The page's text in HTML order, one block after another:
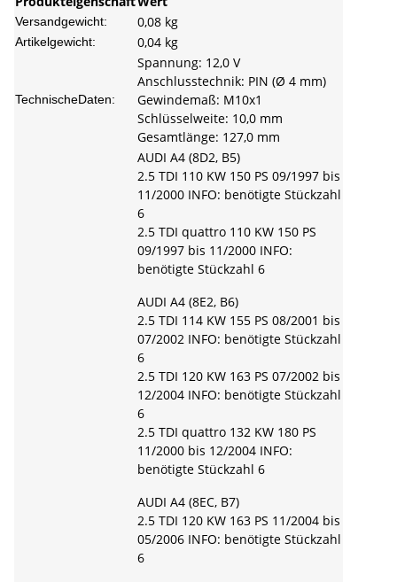
Versandgewicht: 0,08 kg
Artikelgewicht: 0,04 kg
TechnischeDaten:
Spannung: 12,0 V
Anschlusstechnik: PIN (Ø 4 mm)
Gewindemaß: M10x1
Schlüsselweite: 10,0 mm
Gesamtlänge: 127,0 mm
AUDI A4 (8D2, B5)
2.5 TDI 110 KW 150 PS 09/1997 bis
11/2000 INFO: benötigte Stückzahl
6
2.5 TDI quattro 110 KW 150 PS
09/1997 bis 11/2000 INFO:
benötigte Stückzahl 6
AUDI A4 (8E2, B6)
2.5 TDI 114 KW 155 PS 08/2001 bis
07/2002 INFO: benötigte Stückzahl
6
2.5 TDI 120 KW 163 PS 07/2002 bis
12/2004 INFO: benötigte Stückzahl
6
2.5 TDI quattro 132 KW 180 PS
11/2000 bis 12/2004 INFO:
benötigte Stückzahl 6
AUDI A4 (8EC, B7)
2.5 TDI 120 KW 163 PS 11/2004 bis
05/2006 INFO: benötigte Stückzahl
6